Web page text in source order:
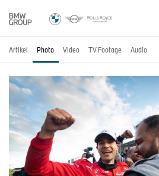
Artikel Photo Video TV Footage Audio